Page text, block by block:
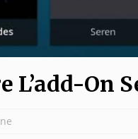
L’add-On